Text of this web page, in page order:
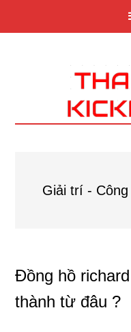
Giải trí -
Đồng hồ
thành từ đâu ?